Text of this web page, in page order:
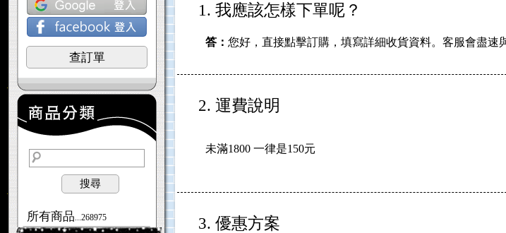
查訂單
搜尋
所有商品 ...268975
1. 我應該怎樣下單呢？
答：您好，直接點擊訂購，填寫詳細收貨資料。客服會盡速
2. 運費說明
未滿1800 一律是150元
3. 優惠方案